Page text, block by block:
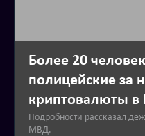
Более 20
полицейские за
криптовалюты в
Подробности рассказал
МВД.